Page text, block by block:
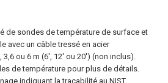
de sondes de température de surface et
avec un câble tressé en acier
3,6 ou 6 m (6', 12' ou 20') (non inclus).
de température pour plus de détails.
indiquant la traçabilité au NIST